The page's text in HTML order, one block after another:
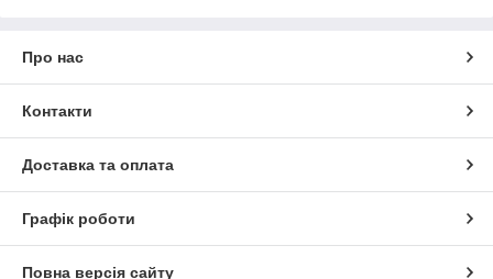
Про нас
Контакти
Доставка та оплата
Графік роботи
Повна версія сайту